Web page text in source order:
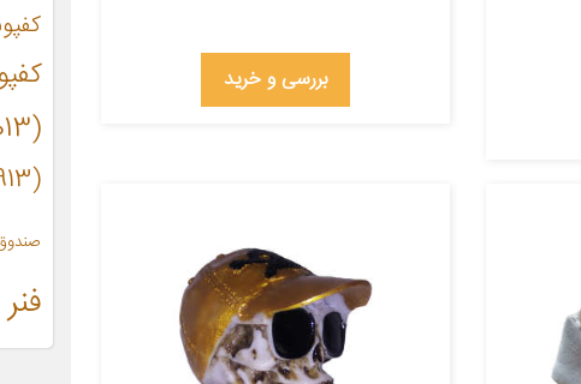
بررسی و خرید
(1013)
(913)
فنر